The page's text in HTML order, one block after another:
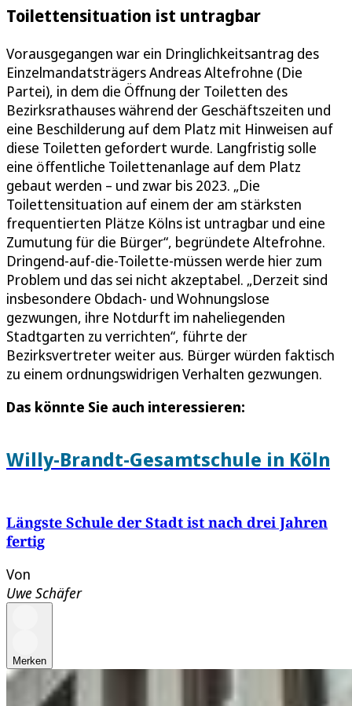
Toilettensituation ist untragbar
Vorausgegangen war ein Dringlichkeitsantrag des
Einzelmandatsträgers Andreas Altefrohne (Die
Partei), in dem die Öffnung der Toiletten des
Bezirksrathauses während der Geschäftszeiten und
eine Beschilderung auf dem Platz mit Hinweisen auf
diese Toiletten gefordert wurde. Langfristig solle
eine öffentliche Toilettenanlage auf dem Platz
gebaut werden – und zwar bis 2023. „Die
Toilettensituation auf einem der am stärksten
frequentierten Plätze Kölns ist untragbar und eine
Zumutung für die Bürger“, begründete Altefrohne.
Dringend-auf-die-Toilette-müssen werde hier zum
Problem und das sei nicht akzeptabel. „Derzeit sind
insbesondere Obdach- und Wohnungslose
gezwungen, ihre Notdurft im naheliegenden
Stadtgarten zu verrichten“, führte der
Bezirksvertreter weiter aus. Bürger würden faktisch
zu einem ordnungswidrigen Verhalten gezwungen.
Das könnte Sie auch interessieren:
Willy-Brandt-Gesamtschule in Köln
Längste Schule der Stadt ist nach drei Jahren
fertig
Von
Uwe Schäfer
Merken